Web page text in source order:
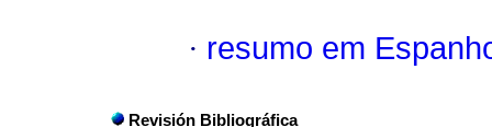
· resumo em
Revisión Bibliográfica